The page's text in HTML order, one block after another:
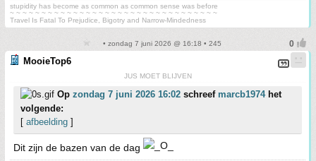
stupidity has become as common as common sense was before
~ ~ ~ ~ ~ ~ ~ ~ ~ ~ ~ ~ ~ ~ ~ ~ ~ ~ ~ ~ ~ ~ ~ ~ ~ ~ ~ ~ ~ ~ ~ ~ ~
Travel Is Fatal To Prejudice, Bigotry and Narrow-Mindedness
• zondag 7 juni 2026 @ 16:18 • 245
MooieTop6
JUS MOET BLIJVEN
Op zondag 7 juni 2026 16:02 schreef marcb1974het
volgende:
[ afbeelding ]
Dit zijn de bazen van de dag